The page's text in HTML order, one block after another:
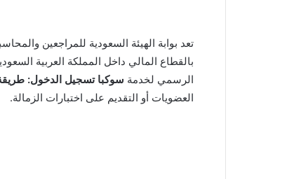
تعد بوابة الهيئة السعودية للمراجعين
بالقطاع المالي داخل المملكة العربية
الرسمي لخدمة سوكبا تسجيل الدخول:
العضويات أو التقديم على اختبارات الزمالة.